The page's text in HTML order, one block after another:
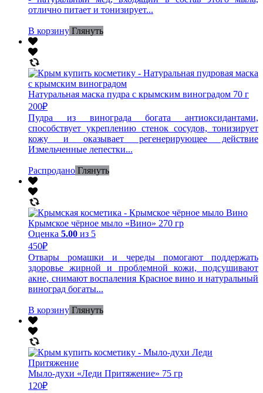
отлично питает и тонизирует...
В корзину Глянуть
Натуральная маска пудра с крымским виноградом 70 г
200₽
Пудра из винограда богата антиоксидантами,
способствует укреплению стенок сосудов, тонизирует
кожу и оказывает регенерирующее действие
Измельченные лепестки...
Распродано Глянуть
Крымское чёрное мыло «Вино» 270 гр
Оценка 5.00 из 5
450₽
Отвары ромашки и череды помогают поддержать
здоровье жирной и проблемной кожи, подсушивают
акне, снимают воспаления Красное вино и натуральный
виноград богаты...
В корзину Глянуть
Мыло-духи «Леди Притяжение» 75 гр
120₽